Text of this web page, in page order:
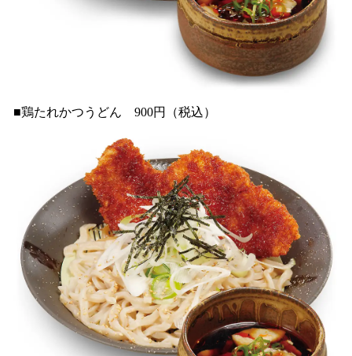
■鶏たれかつうどん 900円（税込）